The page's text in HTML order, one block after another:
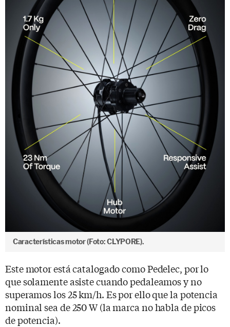
Características motor (Foto: CLYPORE).
Este motor está catalogado como Pedelec, por lo
que solamente asiste cuando pedaleamos y no
superamos los 25 km/h. Es por ello que la potencia
nominal sea de 250 W (la marca no habla de picos
de potencia).